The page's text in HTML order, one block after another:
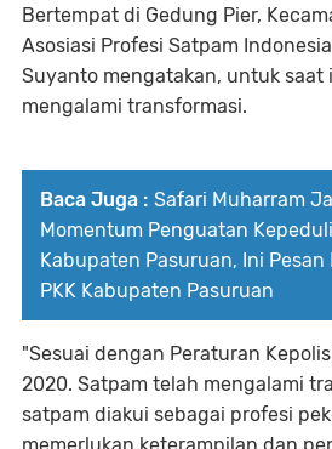
Bertempat di Gedung Pier,
Asosiasi Profesi Satpam
Suyanto mengatakan, untuk saat
mengalami transformasi.
Baca Juga : Safari Muharram
Momentum Penguatan
Kabupaten Pasuruan, Ini Pesan
PKK Kabupaten Pasuruan
"Sesuai dengan Peraturan
2020. Satpam telah mengalami
satpam diakui sebagai profesi